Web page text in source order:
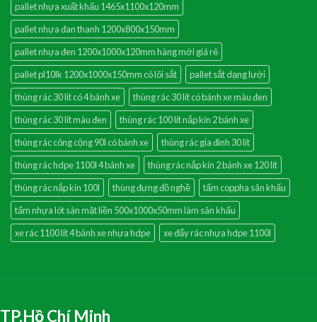
pallet nhựa xuất khẩu 1465x1100x120mm
pallet nhựa đan thanh 1200x800x150mm
pallet nhựa đen 1200x1000x120mm hàng mới giá rẻ
pallet pl10lk 1200x1000x150mm có lõi sắt
pallet sắt dạng lưới
thùng rác 30 lít có 4 bánh xe
thùng rác 30 lít có bánh xe màu đen
thùng rác 30 lít màu đen
thùng rác 100 lít nắp kín 2 bánh xe
thùng rác công cộng 90l có bánh xe
thùng rác gia đình 30 lít
thùng rác hdpe 1100l 4 bánh xe
thùng rác nắp kín 2 bánh xe 120 lít
thùng rác nắp kín 100l
thùng đựng đồ nghề
tấm coppha sân khấu
tấm nhựa lót sàn mặt liền 500x1000x50mm làm sân khấu
xe rác 1100 lít 4 bánh xe nhựa hdpe
xe đẩy rác nhựa hdpe 1100l
TP.Hồ Chí Minh